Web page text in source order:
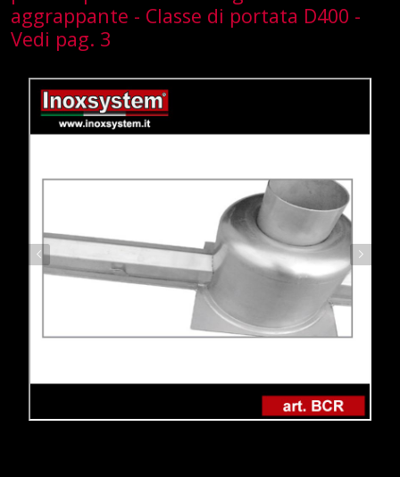
aggrappante - Classe di portata D400 -
Vedi pag. 3